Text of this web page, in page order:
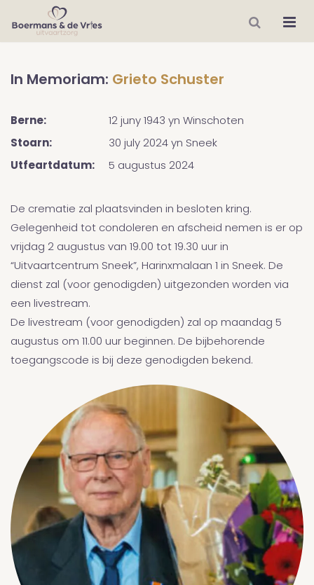
In Memoriam: Grieto Schuster
Berne: 12 juny 1943 yn Winschoten
Stoarn: 30 july 2024 yn Sneek
Utfeartdatum: 5 augustus 2024
De crematie zal plaatsvinden in besloten kring.
Gelegenheid tot condoleren en afscheid nemen is er op
vrijdag 2 augustus van 19.00 tot 19.30 uur in
“Uitvaartcentrum Sneek”, Harinxmalaan 1 in Sneek. De
dienst zal (voor genodigden) uitgezonden worden via
een livestream.
De livestream (voor genodigden) zal op maandag 5
augustus om 11.00 uur beginnen. De bijbehorende
toegangscode is bij deze genodigden bekend.